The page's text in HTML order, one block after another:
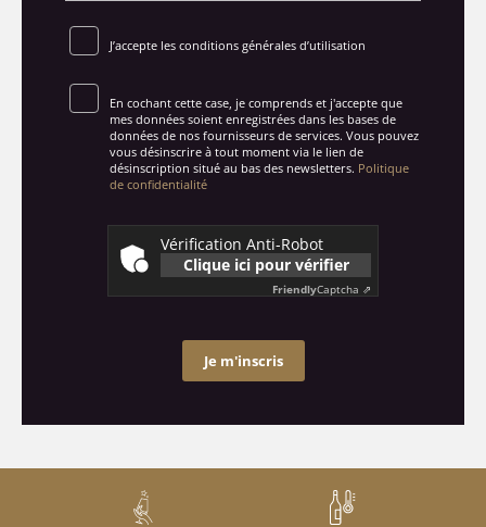
J’accepte les conditions générales d’utilisation
En cochant cette case, je comprends et j'accepte que
mes données soient enregistrées dans les bases de
données de nos fournisseurs de services. Vous pouvez
vous désinscrire à tout moment via le lien de
désinscription situé au bas des newsletters. Politique
de confidentialité
Vérification Anti-Robot
Clique ici pour vérifier
FriendlyCaptcha ⇗
Je m'inscris